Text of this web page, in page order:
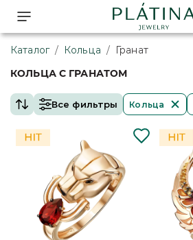
Каталог / Кольца / Гранат
КОЛЬЦА С ГРАНАТОМ
Все фильтры Кольца